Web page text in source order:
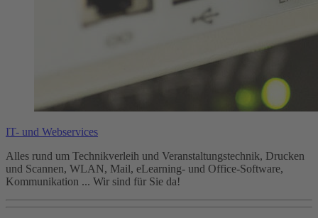
IT- und Webservices
Alles rund um Technikverleih und Veranstaltungstechnik, Drucken
und Scannen, WLAN, Mail, eLearning- und Office-Software,
Kommunikation ... Wir sind für Sie da!